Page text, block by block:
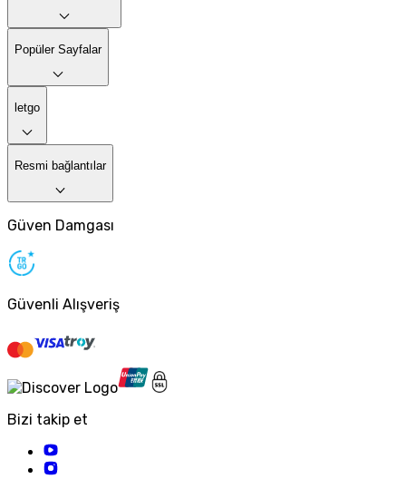
Popüler Sayfalar
letgo
Resmi bağlantılar
Güven Damgası
Güvenli Alışveriş
Bizi takip et